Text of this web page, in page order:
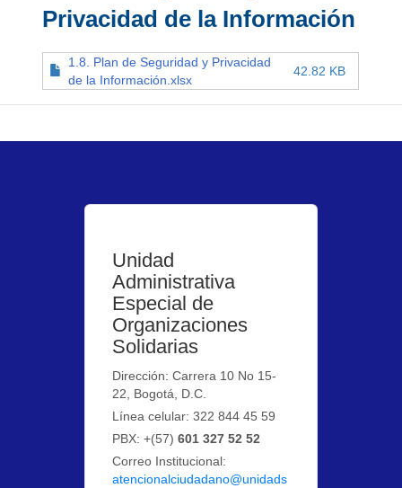
Privacidad de la Información
1.8. Plan de Seguridad y Privacidad
de la Información.xlsx
42.82 KB
Unidad
Administrativa
Especial de
Organizaciones
Solidarias
Dirección: Carrera 10 No 15-
22, Bogotá, D.C.
Línea celular: 322 844 45 59
PBX: +(57)601 327 52 52
Correo Institucional:
atencionalciudadano@unidads